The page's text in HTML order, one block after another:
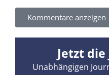
Kommentare anzeigen
Jetzt die
Unabhängigen